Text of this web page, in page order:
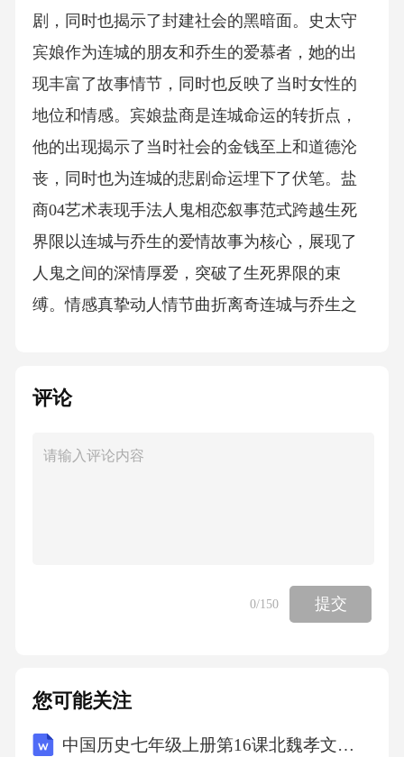
剧，同时也揭示了封建社会的黑暗面。史太守
宾娘作为连城的朋友和乔生的爱慕者，她的出
现丰富了故事情节，同时也反映了当时女性的
地位和情感。宾娘盐商是连城命运的转折点，
他的出现揭示了当时社会的金钱至上和道德沦
丧，同时也为连城的悲剧命运埋下了伏笔。盐
商04艺术表现手法人鬼相恋叙事范式跨越生死
界限以连城与乔生的爱情故事为核心，展现了
人鬼之间的深情厚爱，突破了生死界限的束
缚。情感真挚动人情节曲折离奇连城与乔生之
意。故事通过一系列的情节设置，如连城病
折离奇，引人入胜。123故事中运用了许多隐喻
事中运用了一些双关语，如“连城”一词既指地名
又指人物，增加了故事的趣味性和可读性。双
和情感，使读者在阅读过程中产生共鸣。暗示
主题和情感虚实交织的时空结构故事中通过梦
评论
0/150 提交
您可能关注
中国历史七年级上册第16课北魏孝文帝改革教学设计